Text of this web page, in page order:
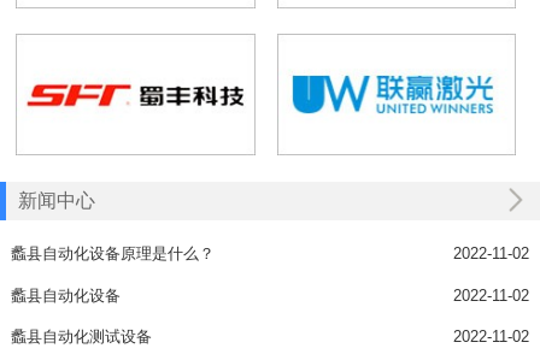
新闻中心
蠡县自动化设备原理是什么？ 2022-11-02
蠡县自动化设备 2022-11-02
蠡县自动化测试设备 2022-11-02